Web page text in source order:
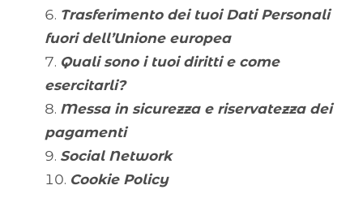
Trasferimento dei tuoi Dati Personali
fuori dell’Unione europea
Quali sono i tuoi diritti e come
esercitarli?
Messa in sicurezza e riservatezza dei
pagamenti
Social Network
Cookie Policy